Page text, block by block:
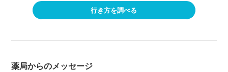
行き方を調べる
薬局からのメッセージ